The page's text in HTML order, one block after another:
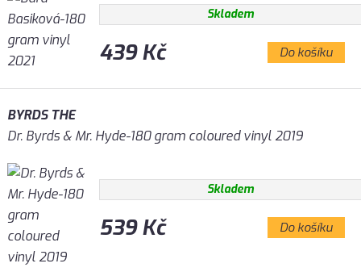
Skladem
439 Kč Do košíku
BYRDS THE
Dr. Byrds & Mr. Hyde-180 gram coloured vinyl 2019
Skladem
539 Kč Do košíku